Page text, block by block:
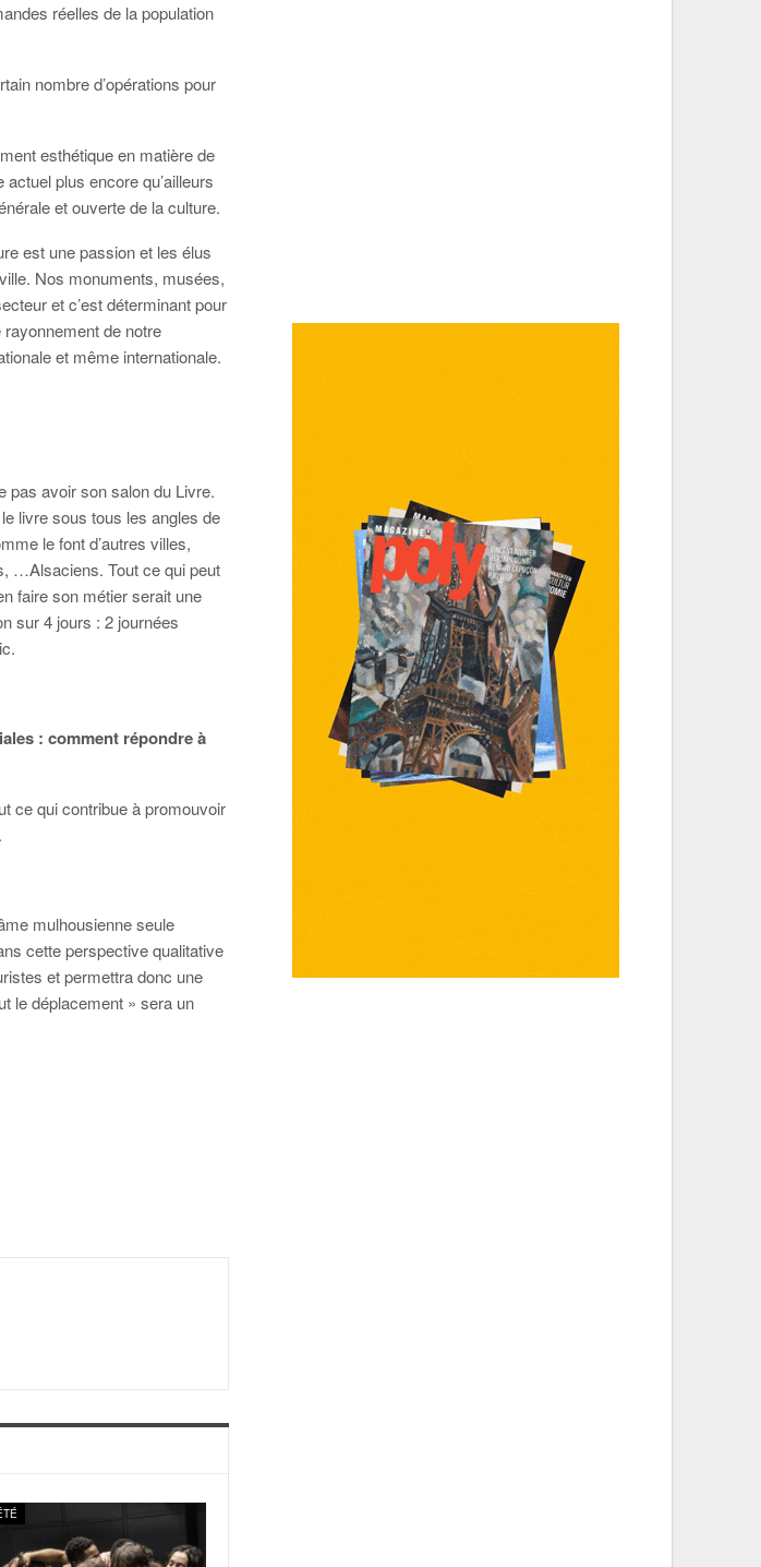
réelles de la population
nombre d’opérations pour
esthétique en matière de
plus encore qu’ailleurs
et ouverte de la culture.
est une passion et les élus
Nos monuments, musées,
et c’est déterminant pour
de notre
et même internationale.
pas avoir son salon du Livre.
livre sous tous les angles de
le font d’autres villes,
…Alsaciens. Tout ce qui peut
faire son métier serait une
sur 4 jours : 2 journées
: comment répondre à
ce qui contribue à promouvoir
mulhousienne seule
cette perspective qualitative
et permettra donc une
le déplacement » sera un